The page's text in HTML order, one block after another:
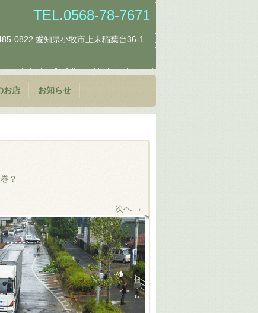
TEL.0568-78-7671
0822 愛知県小牧市上末稲葉台36-1
お店 お知らせ
？
次へ →